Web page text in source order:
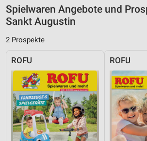
Spielwaren Angebote und
Sankt Augustin
2 Prospekte
ROFU ROFU
Funktional
Werbung